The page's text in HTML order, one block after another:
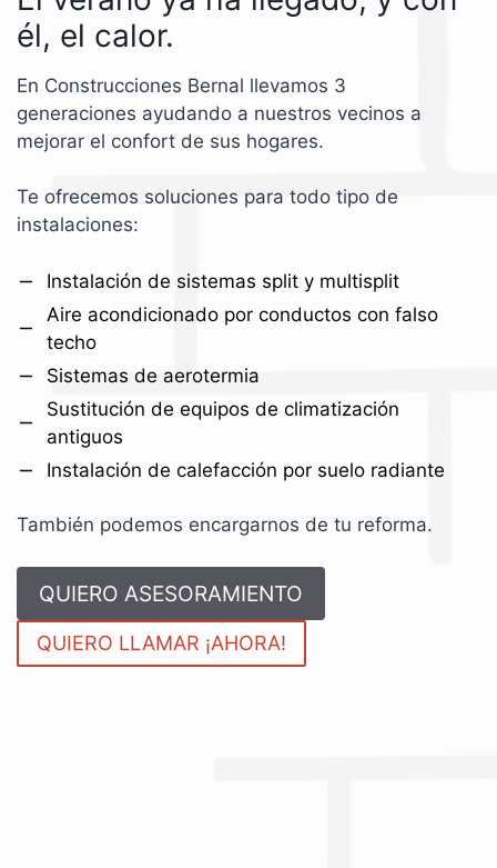
él, el calor.
En Construcciones Bernal llevamos 3
generaciones ayudando a nuestros vecinos a
mejorar el confort de sus hogares.
Te ofrecemos soluciones para todo tipo de
instalaciones:
Instalación de sistemas split y multisplit
Aire acondicionado por conductos con falso
techo
Sistemas de aerotermia
Sustitución de equipos de climatización
antiguos
Instalación de calefacción por suelo radiante
También podemos encargarnos de tu reforma.
QUIERO ASESORAMIENTO
QUIERO LLAMAR ¡AHORA!